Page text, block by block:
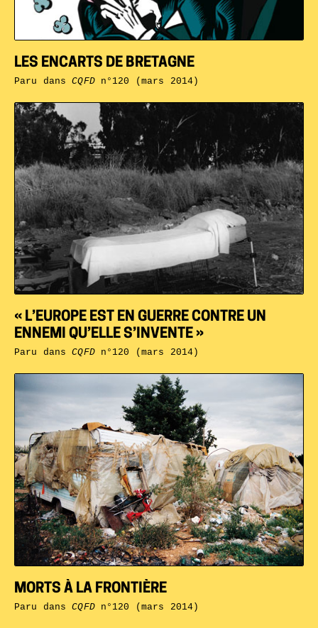
MORTS À LA FRONTIÈRE
Paru dansCQFDn°120 (mars 2014)
« L’EUROPE EST EN GUERRE CONTRE UN
ENNEMI QU’ELLE S’INVENTE »
Paru dansCQFDn°120 (mars 2014)
LES ENCARTS DE BRETAGNE
Paru dansCQFDn°120 (mars 2014)